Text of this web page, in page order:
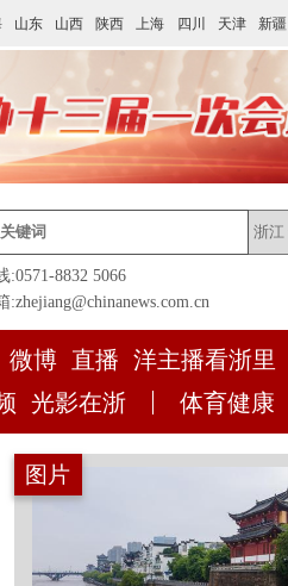
山东 山西 陕西 上海 四川 天津 新疆
:0571-8832 5066
:zhejiang@chinanews.com.cn
微博 直播 洋主播看浙里
光影在浙 体育健康
图片